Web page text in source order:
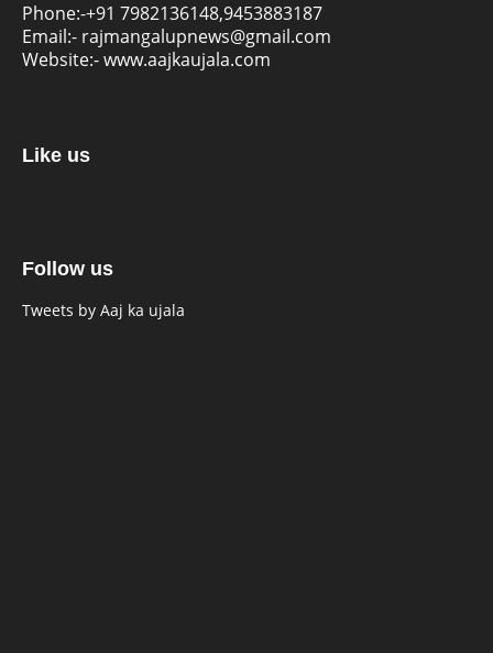
Phone:-+91 7982136148,9453883187
Email:- rajmangalupnews@gmail.com
Website:-www.aajkaujala.com
Like us
Follow us
Tweets by Aaj ka ujala